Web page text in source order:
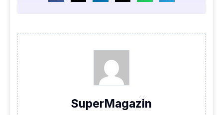
SuperMagazin